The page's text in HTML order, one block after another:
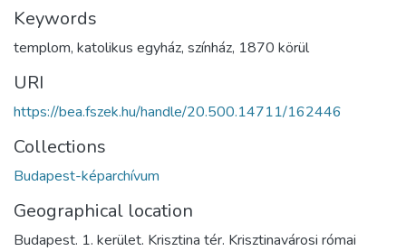
Keywords
templom, katolikus egyház, színház, 1870 körül
URI
https://bea.fszek.hu/handle/20.500.14711/162446
Collections
Budapest-képarchívum
Geographical location
Budapest. 1. kerület. Krisztina tér. Krisztinavárosi római